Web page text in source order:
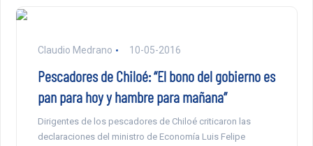
Claudio Medrano 10-05-2016
Pescadores de Chiloé: “El bono del gobierno es
pan para hoy y hambre para mañana”
Dirigentes de los pescadores de Chiloé criticaron las
declaraciones del ministro de Economía Luis Felipe